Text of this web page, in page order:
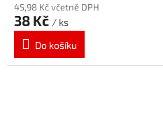
45,98 Kč včetně DPH
38 Kč / ks
Do košíku